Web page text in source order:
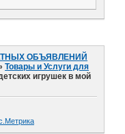
ОБЪЯВЛЕНИЙ
Товары и Услуги для
игрушек в мой